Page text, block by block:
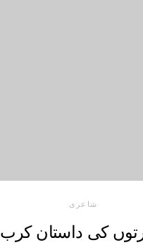
شاعری
کی داستان کرب